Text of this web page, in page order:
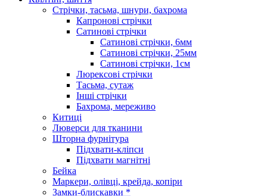
Стрічки, тасьма, шнури, бахрома
Капронові стрічки
Сатинові стрічки
Сатинові стрічки, 6мм
Сатинові стрічки, 25мм
Сатинові стрічки, 1см
Люрексові стрічки
Тасьма, сутаж
Інші стрічки
Бахрома, мереживо
Китиці
Люверси для тканини
Шторна фурнітура
Підхвати-кліпси
Підхвати магнітні
Бейка
Маркери, олівці, крейда, копіри
Замки-блискавки *